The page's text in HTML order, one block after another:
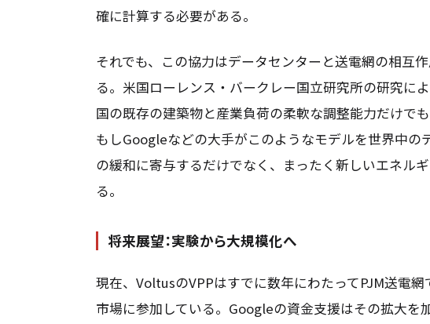
確に計算する必要がある。
それでも、この協力はデータセンターと送電網の相互
る。米国ローレンス・バークレー国立研究所の研究に
国の既存の建築物と産業負荷の柔軟な調整能力だけで
もしGoogleなどの大手がこのようなモデルを世界中の
の緩和に寄与するだけでなく、まったく新しいエネル
る。
将来展望：実験から大規模化へ
現在、VoltusのVPPはすでに数年にわたってPJM送電
市場に参加している。Googleの資金支援はその拡大を